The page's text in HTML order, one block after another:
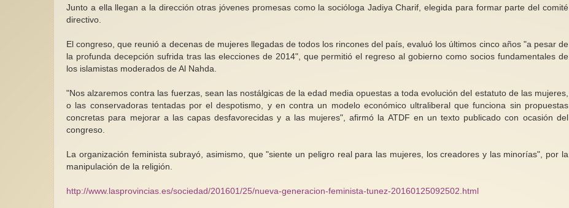
Junto a ella llegan a la dirección otras jóvenes promesas como la socióloga Jadiya Charif, elegida para formar parte del comité
directivo.
El congreso, que reunió a decenas de mujeres llegadas de todos los rincones del país, evaluó los últimos cinco años "a pesar de
la profunda decepción sufrida tras las elecciones de 2014", que permitió el regreso al gobierno como socios fundamentales de
los islamistas moderados de Al Nahda.
"Nos alzaremos contra las fuerzas, sean las nostálgicas de la edad media opuestas a toda evolución del estatuto de las mujeres,
o las conservadoras tentadas por el despotismo, y en contra un modelo económico ultraliberal que funciona sin propuestas
concretas para mejorar a las capas desfavorecidas y a las mujeres", afirmó la ATDF en un texto publicado con ocasión del
congreso.
La organización feminista subrayó, asimismo, que "siente un peligro real para las mujeres, los creadores y las minorías", por la
manipulación de la religión.
http://www.lasprovincias.es/sociedad/201601/25/nueva-generacion-feminista-tunez-20160125092502.html